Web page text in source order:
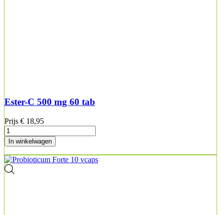
Ester-C 500 mg 60 tab
Prijs € 18,95
In winkelwagen